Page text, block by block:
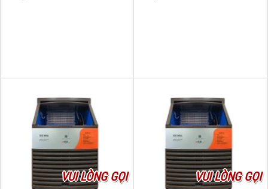
VUI LÒNG GỌI VUI LÒNG GỌI